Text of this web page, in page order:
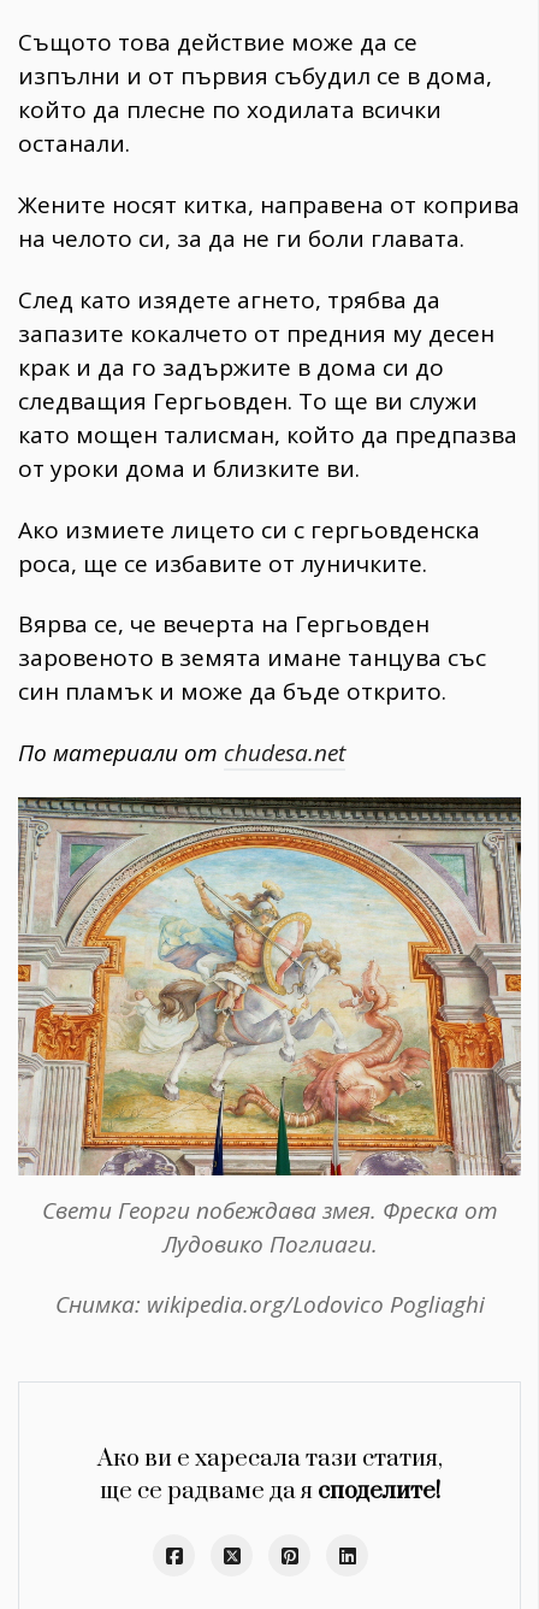
Същото това действие може да се
изпълни и от първия събудил се в дома,
който да плесне по ходилата всички
останали.
Жените носят китка, направена от коприва
на челото си, за да не ги боли главата.
След като изядете агнето, трябва да
запазите кокалчето от предния му десен
крак и да го задържите в дома си до
следващия Гергьовден. То ще ви служи
като мощен талисман, който да предпазва
от уроки дома и близките ви.
Ако измиете лицето си с гергьовденска
роса, ще се избавите от луничките.
Вярва се, че вечерта на Гергьовден
заровеното в земята имане танцува със
син пламък и може да бъде открито.
По материали от chudesa.net
Свети Георги побеждава змея. Фреска от
Лудовико Поглиаги.
Снимка: wikipedia.org/Lodovico Pogliaghi
Ако ви е харесала тази статия,
ще се радваме да я споделите!